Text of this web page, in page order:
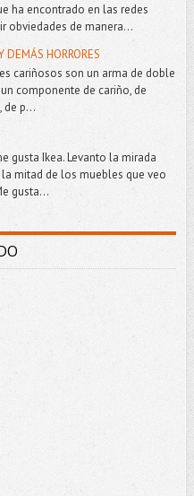
ha encontrado en las redes
obviedades de manera...
DEMÁS HORRORES
cariñosos son un arma de doble
componente de cariño, de
de p...
gusta Ikea. Levanto la mirada
mitad de los muebles que veo
gusta...